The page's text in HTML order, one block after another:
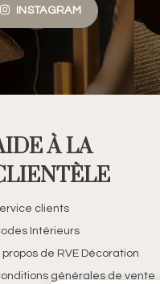
INSTAGRAM
À LA
clients
Intérieurs
propos de RVE Décoration
générales de vente